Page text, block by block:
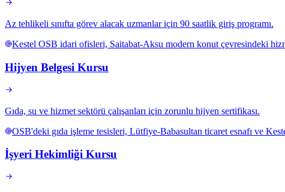
Az tehlikeli sınıfta görev alacak uzmanlar için 90 saatlik giriş programı.
Kestel OSB idari ofisleri, Saitabat-Aksu modern konut çevresindeki
Hijyen Belgesi Kursu
Gıda, su ve hizmet sektörü çalışanları için zorunlu hijyen sertifikası.
OSB'deki gıda işleme tesisleri, Lütfiye-Babasultan ticaret esnafı ve
İşyeri Hekimliği Kursu